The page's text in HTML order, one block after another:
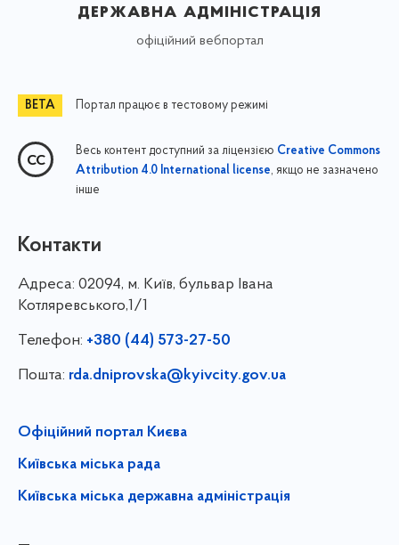
державна адміністрація
офіційний вебпортал
Портал працює в тестовому режимі
Весь контент доступний за ліцензією Creative Commons
Attribution 4.0 International license, якщо не зазначено
інше
Контакти
Адреса: 02094, м. Київ, бульвар Івана
Котляревського,1/1
Телефон: +380 (44) 573-27-50
Пошта: rda.dniprovska@kyivcity.gov.ua
Офіційний портал Києва
Київська міська рада
Київська міська державна адміністрація